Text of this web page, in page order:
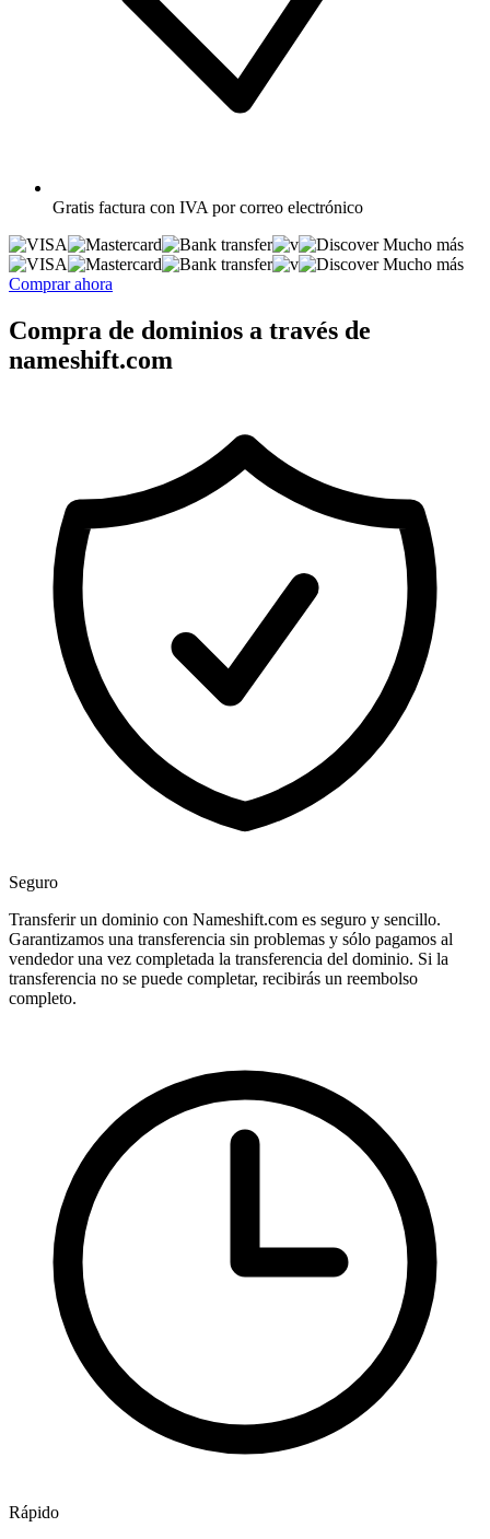
Gratis factura con IVA por correo electrónico
Mucho más
Mucho más
Comprar ahora
Compra de dominios a través de
nameshift.com
Seguro
Transferir un dominio con Nameshift.com es seguro y sencillo.
Garantizamos una transferencia sin problemas y sólo pagamos al
vendedor una vez completada la transferencia del dominio. Si la
transferencia no se puede completar, recibirás un reembolso
completo.
Rápido